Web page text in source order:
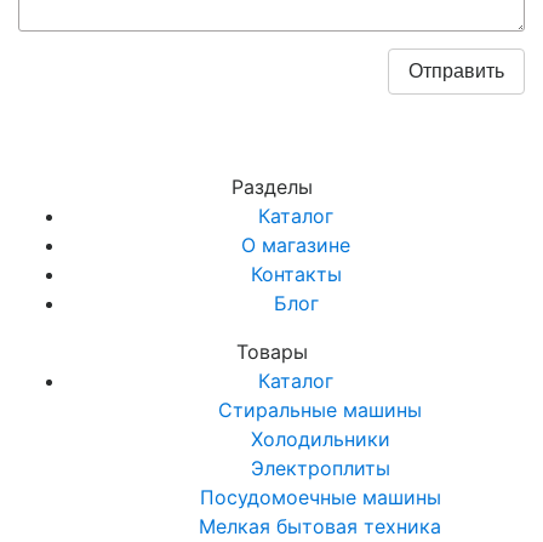
Разделы
Каталог
О магазине
Контакты
Блог
Товары
Каталог
Стиральные машины
Холодильники
Электроплиты
Посудомоечные машины
Мелкая бытовая техника